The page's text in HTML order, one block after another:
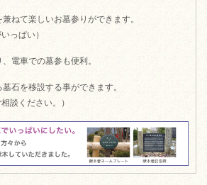
ねて楽しいお墓参りができます。
っぱい）
電車での墓参も便利。
石を移設する事ができます。
談ください。）